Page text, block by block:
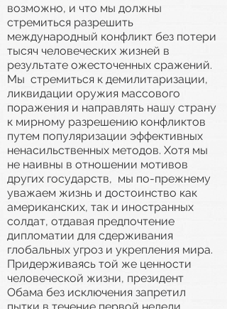
возможно, и что мы должны
стремиться разрешить
международный конфликт без потери
тысяч человеческих жизней в
результате ожесточенных сражений.
Мы стремиться к демилитаризации,
ликвидации оружия массового
поражения и направлять нашу страну
к мирному разрешению конфликтов
путем популяризации эффективных
ненасильственных методов. Хотя мы
не наивны в отношении мотивов
других государств, мы по-прежнему
уважаем жизнь и достоинство как
американских, так и иностранных
солдат, отдавая предпочтение
дипломатии для сдерживания
глобальных угроз и укрепления мира.
Придерживаясь той же ценности
человеческой жизни, президент
Обама без исключения запретил